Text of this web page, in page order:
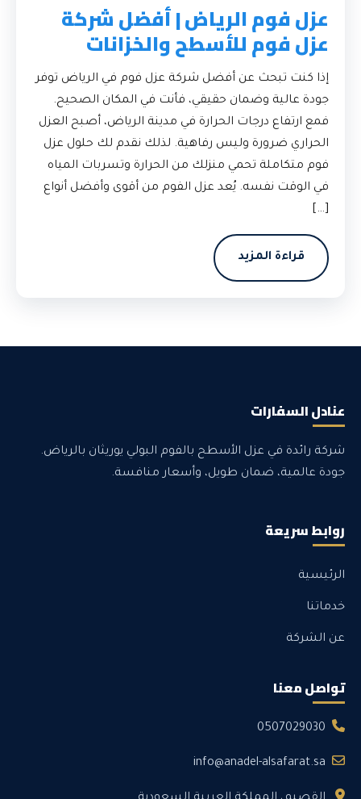
عزل فوم الرياض | أفضل شركة
عزل فوم للأسطح والخزانات
إذا كنت تبحث عن أفضل شركة عزل فوم في الرياض توفر
جودة عالية وضمان حقيقي، فأنت في المكان الصحيح.
فمع ارتفاع درجات الحرارة في مدينة الرياض، أصبح العزل
الحراري ضرورة وليس رفاهية. لذلك نقدم لك حلول عزل
فوم متكاملة تحمي منزلك من الحرارة وتسربات المياه
في الوقت نفسه. يُعد عزل الفوم من أقوى وأفضل أنواع
[…]
قراءة المزيد
عنادل السفارات
شركة رائدة في عزل الأسطح بالفوم البولي يوريثان بالرياض.
جودة عالمية، ضمان طويل، وأسعار منافسة.
روابط سريعة
الرئيسية
خدماتنا
عن الشركة
تواصل معنا
0507029030